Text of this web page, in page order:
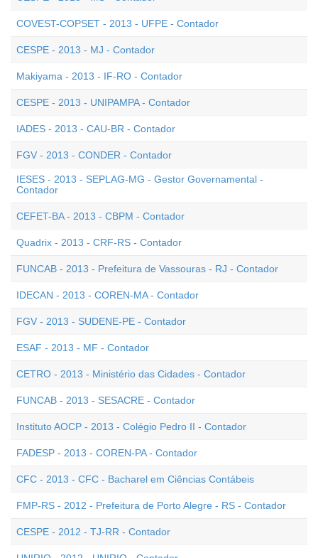
COVEST-COPSET - 2013 - UFPE - Contador
CESPE - 2013 - MJ - Contador
Makiyama - 2013 - IF-RO - Contador
CESPE - 2013 - UNIPAMPA - Contador
IADES - 2013 - CAU-BR - Contador
FGV - 2013 - CONDER - Contador
IESES - 2013 - SEPLAG-MG - Gestor Governamental -
Contador
CEFET-BA - 2013 - CBPM - Contador
Quadrix - 2013 - CRF-RS - Contador
FUNCAB - 2013 - Prefeitura de Vassouras - RJ - Contador
IDECAN - 2013 - COREN-MA - Contador
FGV - 2013 - SUDENE-PE - Contador
ESAF - 2013 - MF - Contador
CETRO - 2013 - Ministério das Cidades - Contador
FUNCAB - 2013 - SESACRE - Contador
Instituto AOCP - 2013 - Colégio Pedro II - Contador
FADESP - 2013 - COREN-PA - Contador
CFC - 2013 - CFC - Bacharel em Ciências Contábeis
FMP-RS - 2012 - Prefeitura de Porto Alegre - RS - Contador
CESPE - 2012 - TJ-RR - Contador